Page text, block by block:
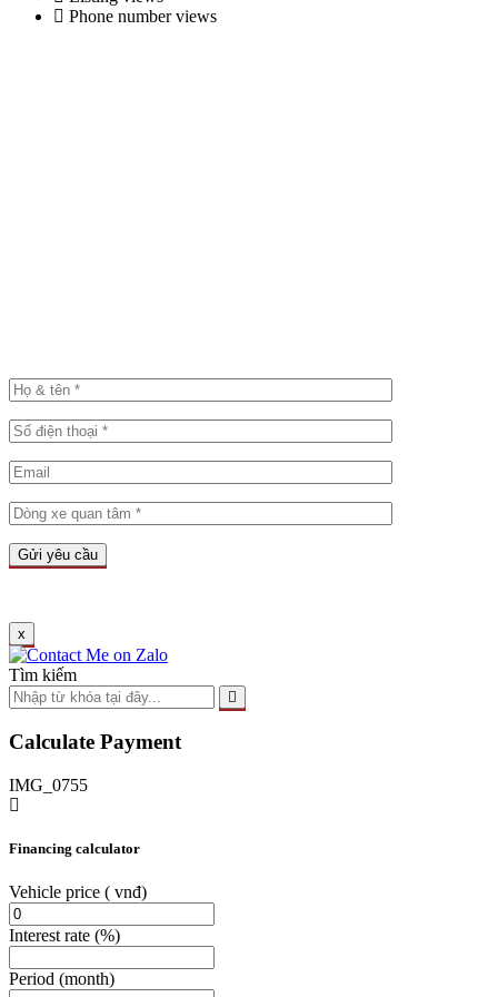
Phone number views
x
Tìm kiếm
Calculate Payment
IMG_0755
Financing calculator
Vehicle price ( vnđ)
Interest rate (%)
Period (month)